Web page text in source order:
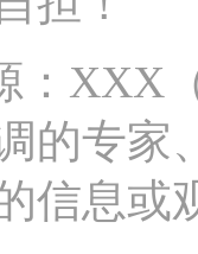
：XXX
的专家
信息或